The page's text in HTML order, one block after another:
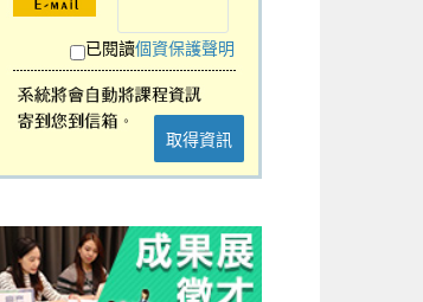
已閱讀個資保護聲明
取得資訊